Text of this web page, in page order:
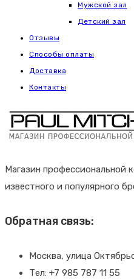
Мужской зал
Детский зал
Отзывы
Способы оплаты
Доставка
Контакты
Магазин профессиональной
известного и популярного
Обратная связь:
Москва, улица
Тел: +7 985 787 11 55